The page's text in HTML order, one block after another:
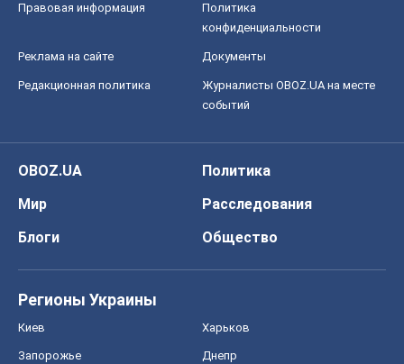
Правовая информация
Политика
конфиденциальности
Реклама на сайте Документы
Редакционная политика
Журналисты OBOZ.UA на месте
событий
OBOZ.UA
Политика
Мир
Расследования
Блоги
Общество
Регионы Украины
Киев Харьков
Запорожье Днепр